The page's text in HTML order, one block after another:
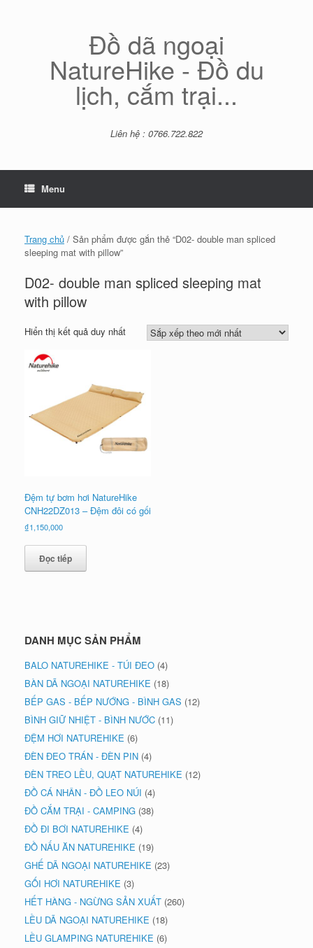
Đồ dã ngoại
NatureHike - Đồ du
lịch, cắm trại...
Liên hệ : 0766.722.822
Menu
Trang chủ / Sản phẩm được gắn thẻ “D02- double man spliced
sleeping mat with pillow”
D02- double man spliced sleeping mat
with pillow
Hiển thị kết quả duy nhất
Đệm tự bơm hơi NatureHike
CNH22DZ013 – Đệm đôi có gối
₫1,150,000
Đọc tiếp
DANH MỤC SẢN PHẨM
BALO NATUREHIKE - TÚI ĐEO (4)
BÀN DÃ NGOẠI NATUREHIKE (18)
BẾP GAS - BẾP NƯỚNG - BÌNH GAS (12)
BÌNH GIỮ NHIỆT - BÌNH NƯỚC (11)
ĐỆM HƠI NATUREHIKE (6)
ĐÈN ĐEO TRÁN - ĐÈN PIN (4)
ĐÈN TREO LỀU, QUẠT NATUREHIKE (12)
ĐỒ CÁ NHÂN - ĐỒ LEO NÚI (4)
ĐỒ CẮM TRẠI - CAMPING (38)
ĐỒ ĐI BƠI NATUREHIKE (4)
ĐỒ NẤU ĂN NATUREHIKE (19)
GHẾ DÃ NGOẠI NATUREHIKE (23)
GỐI HƠI NATUREHIKE (3)
HẾT HÀNG - NGỪNG SẢN XUẤT (260)
LỀU DÃ NGOẠI NATUREHIKE (18)
LỀU GLAMPING NATUREHIKE (6)